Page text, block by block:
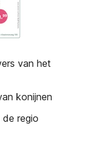
van het
konijnen
regio